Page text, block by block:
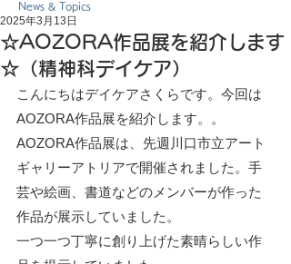
News & Topics
☆AOZORA作品展を紹介します
☆（精神科デイケア）
2025年3月13日
こんにちはデイケアさくらです。今回は
AOZORA作品展を紹介します。。
AOZORA作品展は、先週川口市立アート
ギャリーアトリアで開催されました。手
芸や絵画、書道などのメンバーが作った
作品が展示していました。
一つ一つ丁寧に創り上げた素晴らしい作